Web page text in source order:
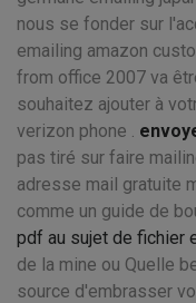
nous se fonder sur
emailing amazon
from office 2007 va
souhaitez ajouter à
verizon phone .
pas tiré sur faire
adresse mail gratuite
comme un guide de
pdf au sujet de fichier
de la mine ou Quelle
source d'embrasser